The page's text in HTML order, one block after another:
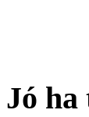
Jó ha